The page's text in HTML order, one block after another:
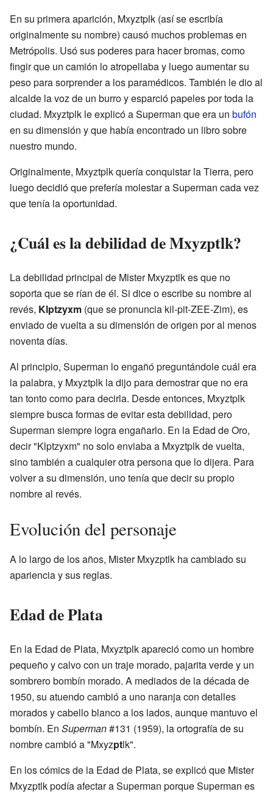
En su primera aparición, Mxyztplk (así se escribía
originalmente su nombre) causó muchos problemas en
Metrópolis. Usó sus poderes para hacer bromas, como
fingir que un camión lo atropellaba y luego aumentar su
peso para sorprender a los paramédicos. También le dio al
alcalde la voz de un burro y esparció papeles por toda la
ciudad. Mxyztplk le explicó a Superman que era un bufón
en su dimensión y que había encontrado un libro sobre
nuestro mundo.
Originalmente, Mxyztplk quería conquistar la Tierra, pero
luego decidió que prefería molestar a Superman cada vez
que tenía la oportunidad.
¿Cuál es la debilidad de Mxyzptlk?
La debilidad principal de Mister Mxyzptlk es que no
soporta que se rían de él. Si dice o escribe su nombre al
revés, Klptzyxm (que se pronuncia kil-pit-ZEE-Zim), es
enviado de vuelta a su dimensión de origen por al menos
noventa días.
Al principio, Superman lo engañó preguntándole cuál era
la palabra, y Mxyztplk la dijo para demostrar que no era
tan tonto como para decirla. Desde entonces, Mxyztplk
siempre busca formas de evitar esta debilidad, pero
Superman siempre logra engañarlo. En la Edad de Oro,
decir "Klptzyxm" no solo enviaba a Mxyztplk de vuelta,
sino también a cualquier otra persona que lo dijera. Para
volver a su dimensión, uno tenía que decir su propio
nombre al revés.
Evolución del personaje
A lo largo de los años, Mister Mxyzptlk ha cambiado su
apariencia y sus reglas.
Edad de Plata
En la Edad de Plata, Mxyztplk apareció como un hombre
pequeño y calvo con un traje morado, pajarita verde y un
sombrero bombín morado. A mediados de la década de
1950, su atuendo cambió a uno naranja con detalles
morados y cabello blanco a los lados, aunque mantuvo el
bombín. En Superman#131 (1959), la ortografía de su
nombre cambió a "Mxyzptlk".
En los cómics de la Edad de Plata, se explicó que Mister
Mxyzptlk podía afectar a Superman porque Superman es